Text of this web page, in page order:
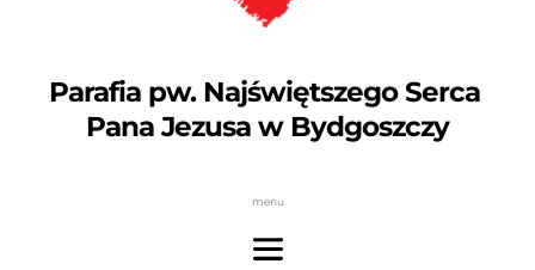
Parafia pw. Najświętszego Serca
Pana Jezusa w Bydgoszczy
menu